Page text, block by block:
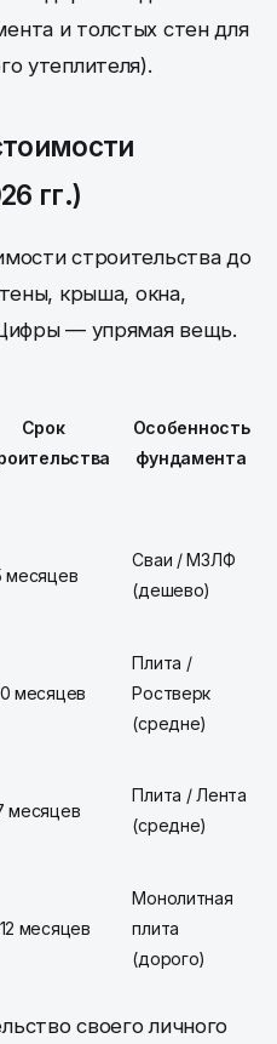
и толстых стен для
утеплителя).
гг.)
строительства до
крыша, окна,
— упрямая вещь.
Срок
Особенность
фундамента
месяцев
Сваи / МЗЛФ
(дешево)
месяцев
Плита /
Ростверк
(средне)
месяцев
Плита / Лента
(средне)
месяцев
Монолитная
плита
(дорого)
своего личного